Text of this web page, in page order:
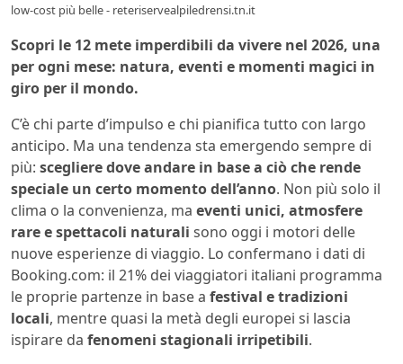
low-cost più belle - reteriservealpiledrensi.tn.it
Scopri le 12 mete imperdibili da vivere nel 2026, una
per ogni mese: natura, eventi e momenti magici in
giro per il mondo.
C’è chi parte d’impulso e chi pianifica tutto con largo
anticipo. Ma una tendenza sta emergendo sempre di
più: scegliere dove andare in base a ciò che rende
speciale un certo momento dell’anno. Non più solo il
clima o la convenienza, ma eventi unici, atmosfere
rare e spettacoli naturali sono oggi i motori delle
nuove esperienze di viaggio. Lo confermano i dati di
Booking.com: il 21% dei viaggiatori italiani programma
le proprie partenze in base a festival e tradizioni
locali, mentre quasi la metà degli europei si lascia
ispirare da fenomeni stagionali irripetibili.